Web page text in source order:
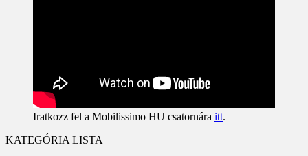
Iratkozz fel a Mobilissimo HU csatornára itt.
KATEGÓRIA LISTA